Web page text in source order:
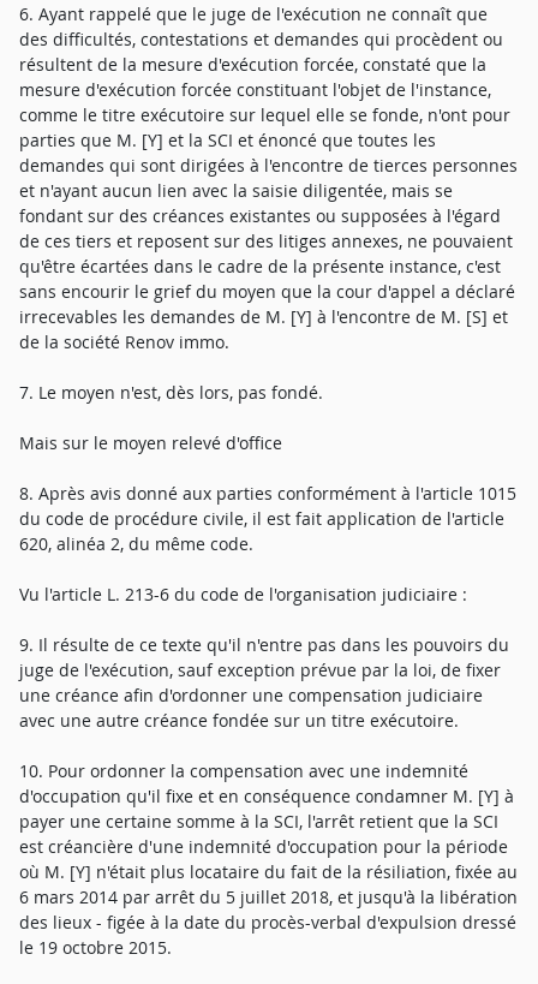
6. Ayant rappelé que le juge de l'exécution ne connaît que
des difficultés, contestations et demandes qui procèdent ou
résultent de la mesure d'exécution forcée, constaté que la
mesure d'exécution forcée constituant l'objet de l'instance,
comme le titre exécutoire sur lequel elle se fonde, n'ont pour
parties que M. [Y] et la SCI et énoncé que toutes les
demandes qui sont dirigées à l'encontre de tierces personnes
et n'ayant aucun lien avec la saisie diligentée, mais se
fondant sur des créances existantes ou supposées à l'égard
de ces tiers et reposent sur des litiges annexes, ne pouvaient
qu'être écartées dans le cadre de la présente instance, c'est
sans encourir le grief du moyen que la cour d'appel a déclaré
irrecevables les demandes de M. [Y] à l'encontre de M. [S] et
de la société Renov immo.
7. Le moyen n'est, dès lors, pas fondé.
Mais sur le moyen relevé d'office
8. Après avis donné aux parties conformément à l'article 1015
du code de procédure civile, il est fait application de l'article
620, alinéa 2, du même code.
Vu l'article L. 213-6 du code de l'organisation judiciaire :
9. Il résulte de ce texte qu'il n'entre pas dans les pouvoirs du
juge de l'exécution, sauf exception prévue par la loi, de fixer
une créance afin d'ordonner une compensation judiciaire
avec une autre créance fondée sur un titre exécutoire.
10. Pour ordonner la compensation avec une indemnité
d'occupation qu'il fixe et en conséquence condamner M. [Y] à
payer une certaine somme à la SCI, l'arrêt retient que la SCI
est créancière d'une indemnité d'occupation pour la période
où M. [Y] n'était plus locataire du fait de la résiliation, fixée au
6 mars 2014 par arrêt du 5 juillet 2018, et jusqu'à la libération
des lieux - figée à la date du procès-verbal d'expulsion dressé
le 19 octobre 2015.